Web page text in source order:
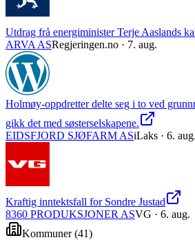
Utdrag frå energiminister Terje Aaslands
ARVA ASRegjeringen.no · 7. aug.
Holmøy-oppdretter delte seg i to ved
gikk det med søsterselskapene.
EIDSFJORD SJØFARM ASiLaks · 6. aug.
Kraftig inntektsfall for Sondre Justad
8360 PRODUKSJONER ASVG · 6. aug.
Kommuner(41)